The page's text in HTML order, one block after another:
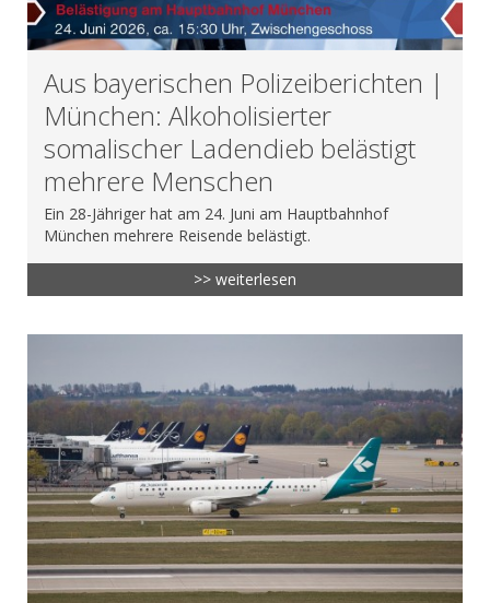
Aus bayerischen Polizeiberichten |
München: Alkoholisierter
somalischer Ladendieb belästigt
mehrere Menschen
Ein 28-Jähriger hat am 24. Juni am Hauptbahnhof
München mehrere Reisende belästigt.
>> weiterlesen